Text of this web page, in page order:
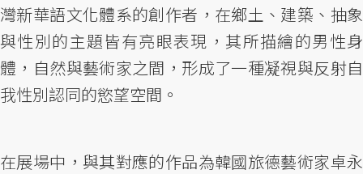
灣新華語文化體系的創作者，在鄉土、建築、抽象
與性別的主題皆有亮眼表現，其所描繪的男性身
體，自然與藝術家之間，形成了一種凝視與反射自
我性別認同的慾望空間。
在展場中，與其對應的作品為韓國旅德藝術家卓永